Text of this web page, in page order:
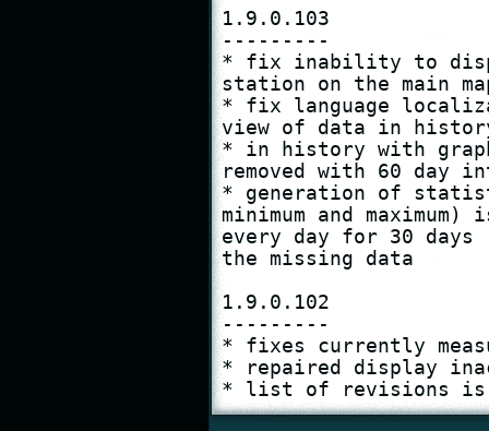
1.9.0.103
---------
* fix inability to
station on the main
* fix language
view of data in
* in history with
removed with 60 day
* generation of
minimum and
every day for 30
the missing data
1.9.0.102
---------
* fixes currently
* repaired display